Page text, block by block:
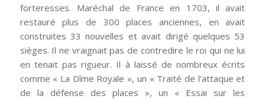
forteresses. Maréchal de France en 1703, il avait
restauré plus de 300 places anciennes, en avait
construites 33 nouvelles et avait dirigé quelques 53
sièges. Il ne vraignait pas de contredire le roi qui ne lui
en tenait pas rigueur. Il à laissé de nombreux écrits
comme « La Dîme Royale », un « Traité de l’attaque et
de la défense des places », un « Essai sur les